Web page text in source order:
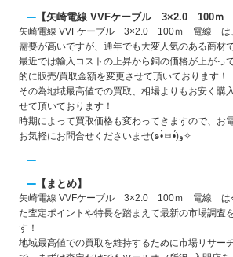
【矢崎電線 VVFケーブル 3×2.0 100
矢崎電線 VVFケーブル 3×2.0 100ｍ 電線 は
需要が高いですが、通年でも大変人気のある商材
最近では輸入コストの上昇から銅の価格が上がっ
的に販売/買取金額を変更させて頂いております！
その為地域最高値での買取、相場よりもお安く購
せて頂いております！
時期によって買取価格も変わってきますので、お
お気軽にお問合せくださいませ(๑•̀ㅂ•́)و✧
【まとめ】
矢崎電線 VVFケーブル 3×2.0 100ｍ 電線 は
た査定ポイントや特長を踏まえて最新の市場調査
す！
地域最高値での買取を維持するために市場リサー